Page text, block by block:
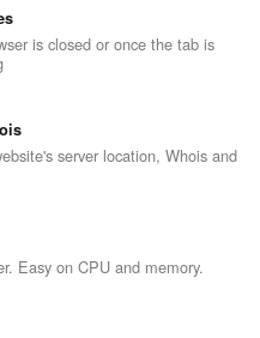
is closed or once the tab is
server location, Whois and
Easy on CPU and memory.